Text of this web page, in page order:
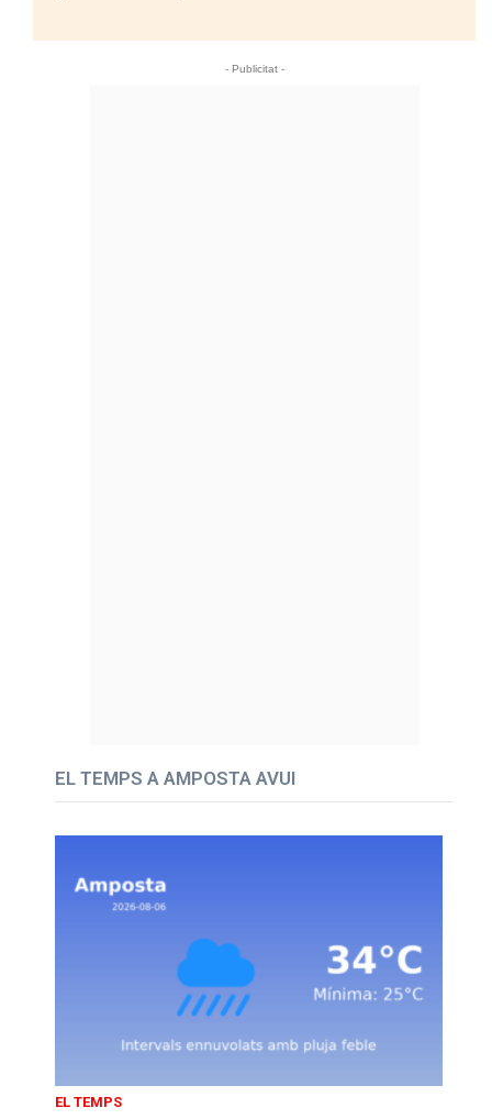
- Publicitat -
EL TEMPS A AMPOSTA AVUI
EL TEMPS